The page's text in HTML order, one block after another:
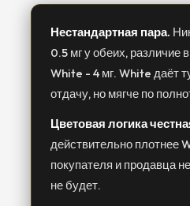
Нестандартная пара.
0.5 мг у обеих, различие
White - 4 мг. White даёт
отдачу, но мягче по
Цветовая логика
действительно плотнее
покупателя и продавца
не будет.